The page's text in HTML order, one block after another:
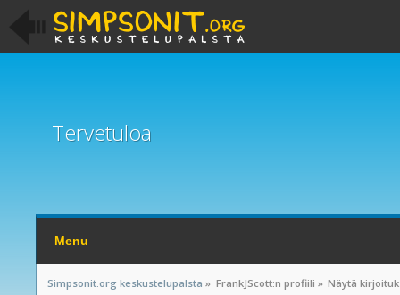
Tervetuloa
Menu
Simpsonit.org keskustelupalsta » FrankJScott:n profiili » Näytä